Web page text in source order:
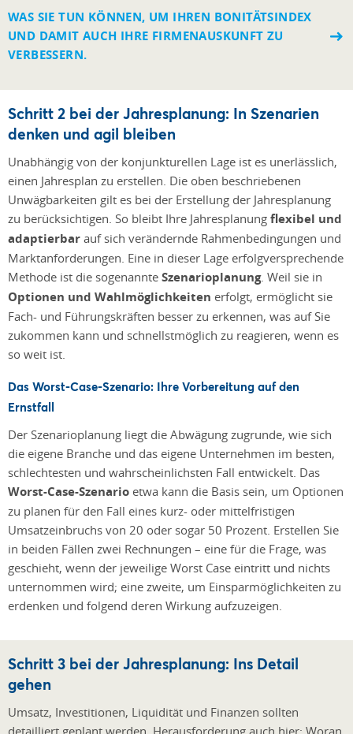
WAS SIE TUN KÖNNEN, UM IHREN BONITÄTSINDEX
UND DAMIT AUCH IHRE FIRMENAUSKUNFT ZU
VERBESSERN.
Schritt 2 bei der Jahresplanung: In Szenarien
denken und agil bleiben
Unabhängig von der konjunkturellen Lage ist es unerlässlich,
einen Jahresplan zu erstellen. Die oben beschriebenen
Unwägbarkeiten gilt es bei der Erstellung der Jahresplanung
zu berücksichtigen. So bleibt Ihre Jahresplanung flexibel und
adaptierbar auf sich verändernde Rahmenbedingungen und
Marktanforderungen. Eine in dieser Lage erfolgversprechende
Methode ist die sogenannte Szenarioplanung. Weil sie in
Optionen und Wahlmöglichkeiten erfolgt, ermöglicht sie
Fach- und Führungskräften besser zu erkennen, was auf Sie
zukommen kann und schnellstmöglich zu reagieren, wenn es
so weit ist.
Das Worst-Case-Szenario: Ihre Vorbereitung auf den
Ernstfall
Der Szenarioplanung liegt die Abwägung zugrunde, wie sich
die eigene Branche und das eigene Unternehmen im besten,
schlechtesten und wahrscheinlichsten Fall entwickelt. Das
Worst-Case-Szenario etwa kann die Basis sein, um Optionen
zu planen für den Fall eines kurz- oder mittelfristigen
Umsatzeinbruchs von 20 oder sogar 50 Prozent. Erstellen Sie
in beiden Fällen zwei Rechnungen – eine für die Frage, was
geschieht, wenn der jeweilige Worst Case eintritt und nichts
unternommen wird; eine zweite, um Einsparmöglichkeiten zu
erdenken und folgend deren Wirkung aufzuzeigen.
Schritt 3 bei der Jahresplanung: Ins Detail
gehen
Umsatz, Investitionen, Liquidität und Finanzen sollten